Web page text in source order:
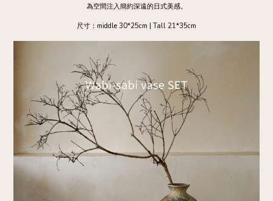
為空間注入簡約深遠的日式美感。
尺寸：middle 30*25cm | Tall 21*35cm